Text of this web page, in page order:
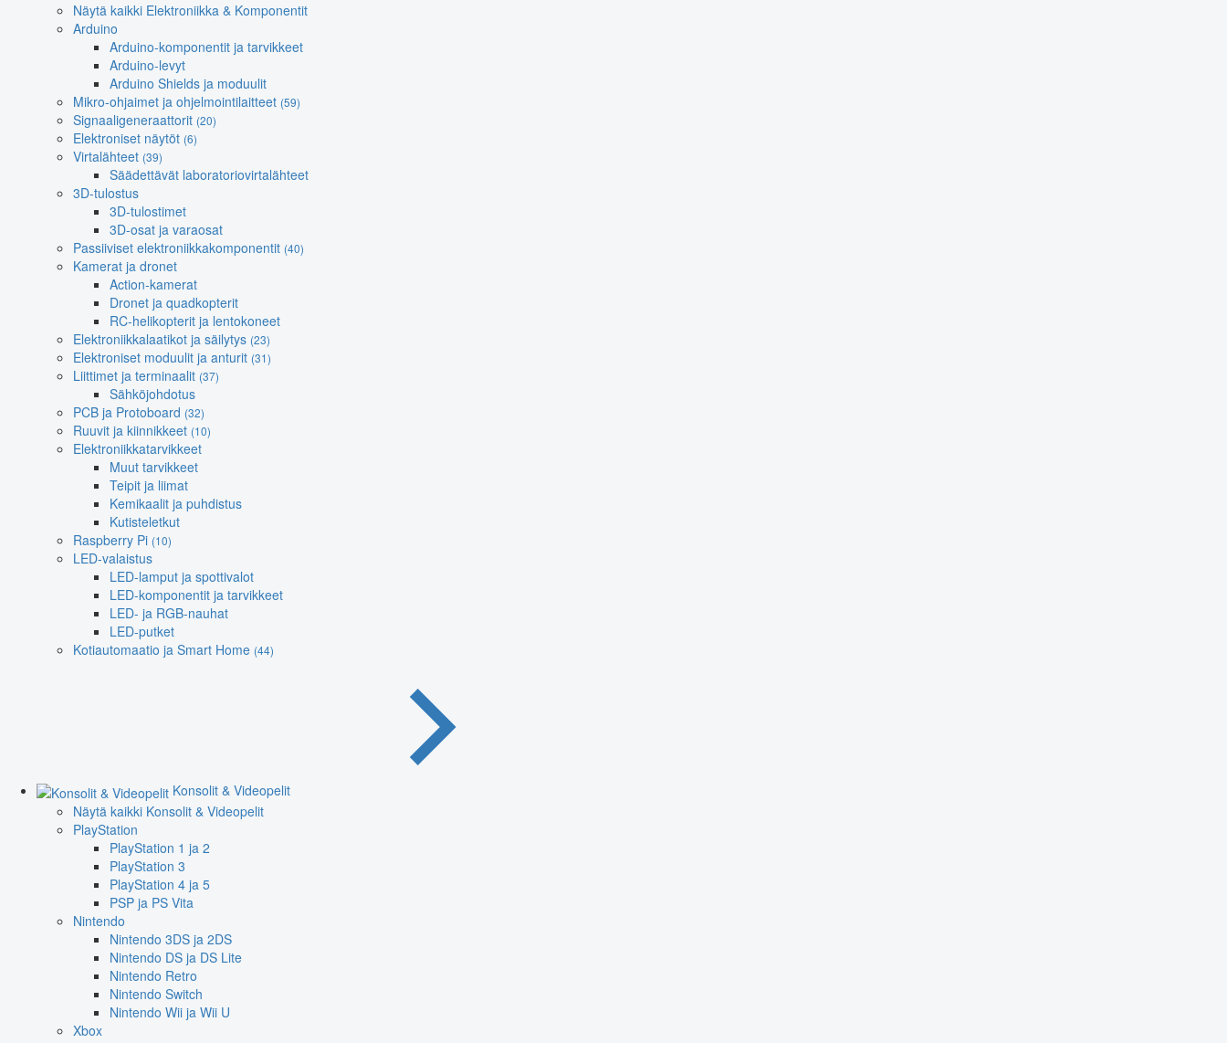
Näytä kaikki Elektroniikka & Komponentit
Arduino
Arduino-komponentit ja tarvikkeet
Arduino-levyt
Arduino Shields ja moduulit
Mikro-ohjaimet ja ohjelmointilaitteet (59)
Signaaligeneraattorit (20)
Elektroniset näytöt (6)
Virtalähteet (39)
Säädettävät laboratoriovirtalähteet
3D-tulostus
3D-tulostimet
3D-osat ja varaosat
Passiiviset elektroniikkakomponentit (40)
Kamerat ja dronet
Action-kamerat
Dronet ja quadkopterit
RC-helikopterit ja lentokoneet
Elektroniikkalaatikot ja säilytys (23)
Elektroniset moduulit ja anturit (31)
Liittimet ja terminaalit (37)
Sähköjohdotus
PCB ja Protoboard (32)
Ruuvit ja kiinnikkeet (10)
Elektroniikkatarvikkeet
Muut tarvikkeet
Teipit ja liimat
Kemikaalit ja puhdistus
Kutisteletkut
Raspberry Pi (10)
LED-valaistus
LED-lamput ja spottivalot
LED-komponentit ja tarvikkeet
LED- ja RGB-nauhat
LED-putket
Kotiautomaatio ja Smart Home (44)
Konsolit & Videopelit
Näytä kaikki Konsolit & Videopelit
PlayStation
PlayStation 1 ja 2
PlayStation 3
PlayStation 4 ja 5
PSP ja PS Vita
Nintendo
Nintendo 3DS ja 2DS
Nintendo DS ja DS Lite
Nintendo Retro
Nintendo Switch
Nintendo Wii ja Wii U
Xbox